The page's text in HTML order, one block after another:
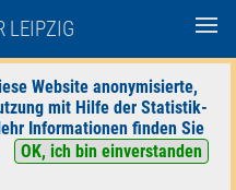
LEIPZIG
Website anonymisierte,
mit Hilfe der Statistik-
Informationen finden Sie
OK, ich bin einverstanden